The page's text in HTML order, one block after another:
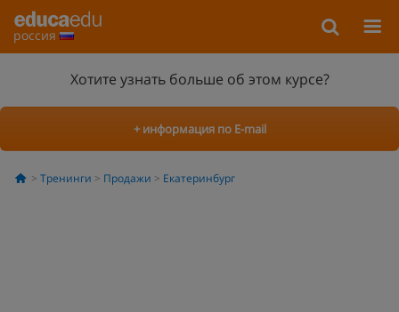
россия
Хотите узнать больше об этом курсе?
+ информация по E-mail
Тренинги Продажи Екатеринбург